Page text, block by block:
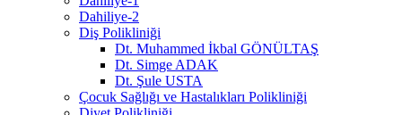
Dahiliye-2
Diş Polikliniği
Dt. Muhammed İkbal GÖNÜLTAŞ
Dt. Simge ADAK
Dt. Şule USTA
Çocuk Sağlığı ve Hastalıkları Polikliniği